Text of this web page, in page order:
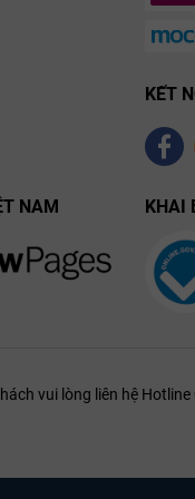
KẾT
NAM KHAI
vui lòng liên hệ